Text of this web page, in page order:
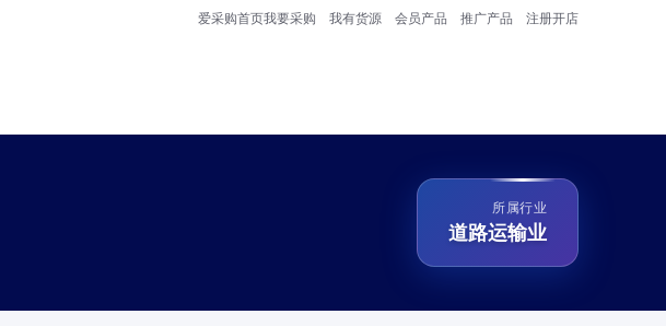
爱采购首页我要采购 我有货源 会员产品 推广产品 注册开店
所属行业
道路运输业